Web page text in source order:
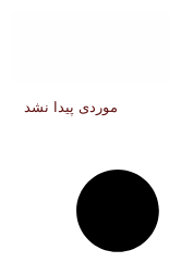
موردی پیدا نشد